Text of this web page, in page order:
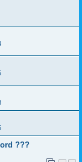
???